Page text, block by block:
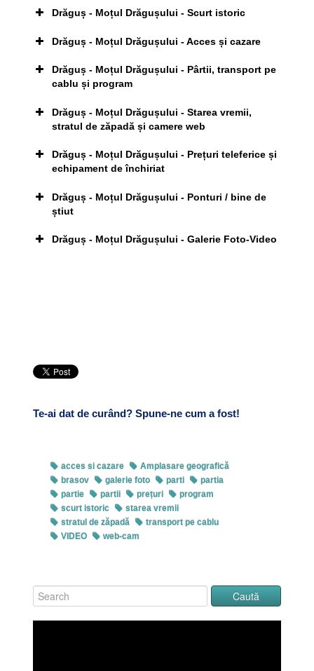
Click pe imagine pentru afișarea ei în întregime
Drăguș - Moțul Drăgușului - Scurt istoric
Drăguș - Moțul Drăgușului - Acces și cazare
DN1:
CAZAREA
Drăguș - Moțul Drăgușului - Pârtii, transport pe
cablu și program
Click pe imagine pentru afișarea ei în întregime
Moțul Drăgușului
Fântânița Părintelui Arsenie Boca
2014:
Drăguș - Moțul Drăgușului - Starea vremii,
stratul de zăpadă și camere web
www.ViewWeather.com – World weather forecast
de Sus
Drăguș - Moțul Drăgușului - Prețuri teleferice și
echipament de închiriat
2014:
Drăguș - Moțul Drăgușului - Ponturi / bine de
știut
Drăguș - Moțul Drăgușului - Galerie Foto-Video
Click pe imagine pentru afișarea ei în întregime
Te-ai dat de curând? Spune-ne cum a fost!
acces si cazare
Amplasare geografică
brasov
galerie foto parti
partia
partie
partii prețuri
program
scurt istoric
starea vremii
stratul de zăpadă
transport pe cablu
VIDEO
web-cam